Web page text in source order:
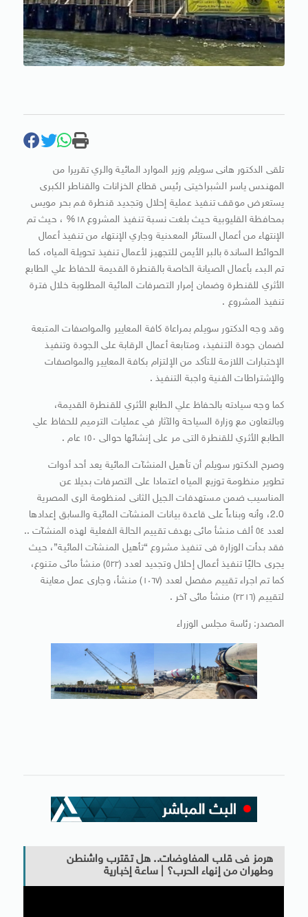
تلقى الدكتور هانى سويلم وزير الموارد المائية والري تقريرا من
المهندس ياسر الشبراخيتى رئيس قطاع الخزانات والقناطر الكبرى
يستعرض موقف تنفيذ عملية إحلال وتجديد قنطرة فم بحر مويس
بمحافظة القليوبية حيث بلغت نسبة تنفيذ المشروع ١٨% ، حيث تم
الإنتهاء من أعمال الستائر المعدنية وجاري الإنتهاء من تنفيذ أعمال
الحوائط الساندة بالبر الأيمن للتجهيز لأعمال تنفيذ تحويلة المياه، كما
تم البدء بأعمال الصيانة الخاصة بالقنطرة القديمة للحفاظ علي الطابع
الأثري للقنطرة وضمان إمرار التصرفات المائية المطلوبة خلال فترة
تنفيذ المشروع .
وقد وجه الدكتور سويلم بمراعاة كافة المعايير والمواصفات المتبعة
لضمان جودة التنفيذ، ومتابعة أعمال الرقابة على الجودة وتنفيذ
الإختبارات اللازمة للتأكد من الإلتزام بكافة المعايير والمواصفات
والإشتراطات الفنية واجبة التنفيذ .
كما وجه سيادته بالحفاظ علي الطابع الأثري للقنطرة القديمة،
وبالتعاون مع وزارة السياحة والآثار في عمليات الترميم للحفاظ علي
الطابع الأثري للقنطرة التى مر على إنشائها حوالى ١٥٠ عام .
وصرح الدكتور سويلم أن تأهيل المنشآت المائية يعد أحد أدوات
تطوير منظومة توزيع المياه اعتمادا على التصرفات بديلا عن
المناسيب ضمن مستهدفات الجيل الثانى لمنظومة الرى المصرية
2.0، وأنه وبناءاً على قاعدة بيانات المنشآت المائية والسابق إعدادها
لعدد ٥٤ ألف منشأ مائى بهدف تقييم الحالة الفعلية لهذه المنشآت ..
فقد بدأت الوزارة فى تنفيذ مشروع “تأهيل المنشآت المائية”، حيث
يجرى حاليًا تنفيذ أعمال إحلال وتجديد لعدد (٥٢٢) منشأ مائى متنوع،
كما تم اجراء تقييم مفصل لعدد (١٠٦٧) منشأ، وجارى عمل معاينة
لتقييم (٢٢١٦) منشأ مائى آخر .
المصدر: رئاسة مجلس الوزراء
هرمز فى قلب المفاوضات.. هل تقترب واشنطن
وطهران من إنهاء الحرب؟ | ساعة إخبارية